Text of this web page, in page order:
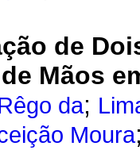
de
Mãos
da;
Moura